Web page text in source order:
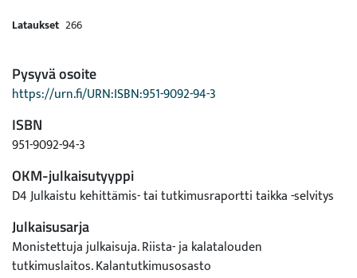
Lataukset 266
Pysyvä osoite
https://urn.fi/URN:ISBN:951-9092-94-3
ISBN
951-9092-94-3
OKM-julkaisutyyppi
D4 Julkaistu kehittämis- tai tutkimusraportti taikka -selvitys
Julkaisusarja
Monistettuja julkaisuja. Riista- ja kalatalouden
tutkimuslaitos. Kalantutkimusosasto